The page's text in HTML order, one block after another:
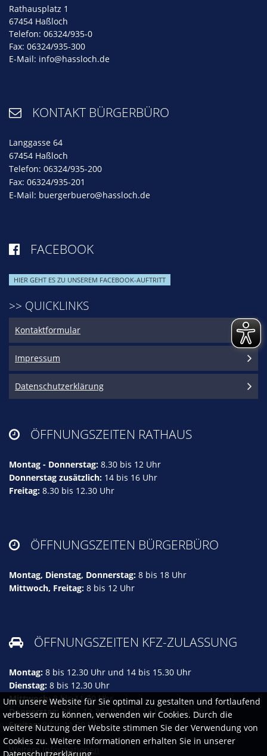
Rathausplatz 1
67454 Haßloch
Telefon: 06324/935-0
Fax: 06324/935-300
E-Mail: info@hassloch.de
 KONTAKT BÜRGERBÜRO
Langgasse 64
67454 Haßloch
Telefon: 06324/935-200
Fax: 06324/935-201
E-Mail: buergerbuero@hassloch.de
 FACEBOOK
HIER GEHT ES ZU UNSEREM FACEBOOK-AUFTRITT
>> QUICKLINKS
Kontaktformular
Impressum
Datenschutzerklärung
 ÖFFNUNGSZEITEN RATHAUS
Montag - Donnerstag: 8.30 bis 12 Uhr
Donnerstag zusätzlich: 14 bis 16 Uhr
Freitag: 8.30 bis 12.30 Uhr
 ÖFFNUNGSZEITEN BÜRGERBÜRO
Montag, Dienstag, Donnerstag: 8 bis 18 Uhr
Mittwoch, Freitag: 8 bis 12 Uhr
 ÖFFNUNGSZEITEN KFZ-ZULASSUNG
Montag: 8 bis 12.30 Uhr und 14 bis 15.30 Uhr
Dienstag: 8 bis 12.30 Uhr
Mittwoch:8 bis 11.30 Uhr
Donnerstag: 8 bis 12.30 Uhr und 14 bis 16.30 Uhr
Freitag:8 bis 11.30 Uhr
Weitere Informationen
Um unsere Website für Sie optimal zu gestalten und fortlaufend
verbessern zu können, verwenden wir Cookies. Durch die
weitere Nutzung der Website stimmen Sie der Verwendung von
Cookies zu. Weitere Informationen erhalten Sie in unserer